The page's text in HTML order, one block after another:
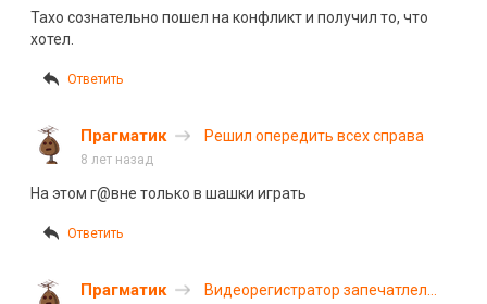
Тахо сознательно пошел на конфликт и получил то, что
хотел.
Ответить
Прагматик Решил опередить всех справа
8 лет назад
На этом г@вне только в шашки играть
Ответить
Прагматик
Видеорегистратор запечатлел